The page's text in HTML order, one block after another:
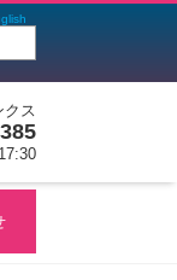
クス